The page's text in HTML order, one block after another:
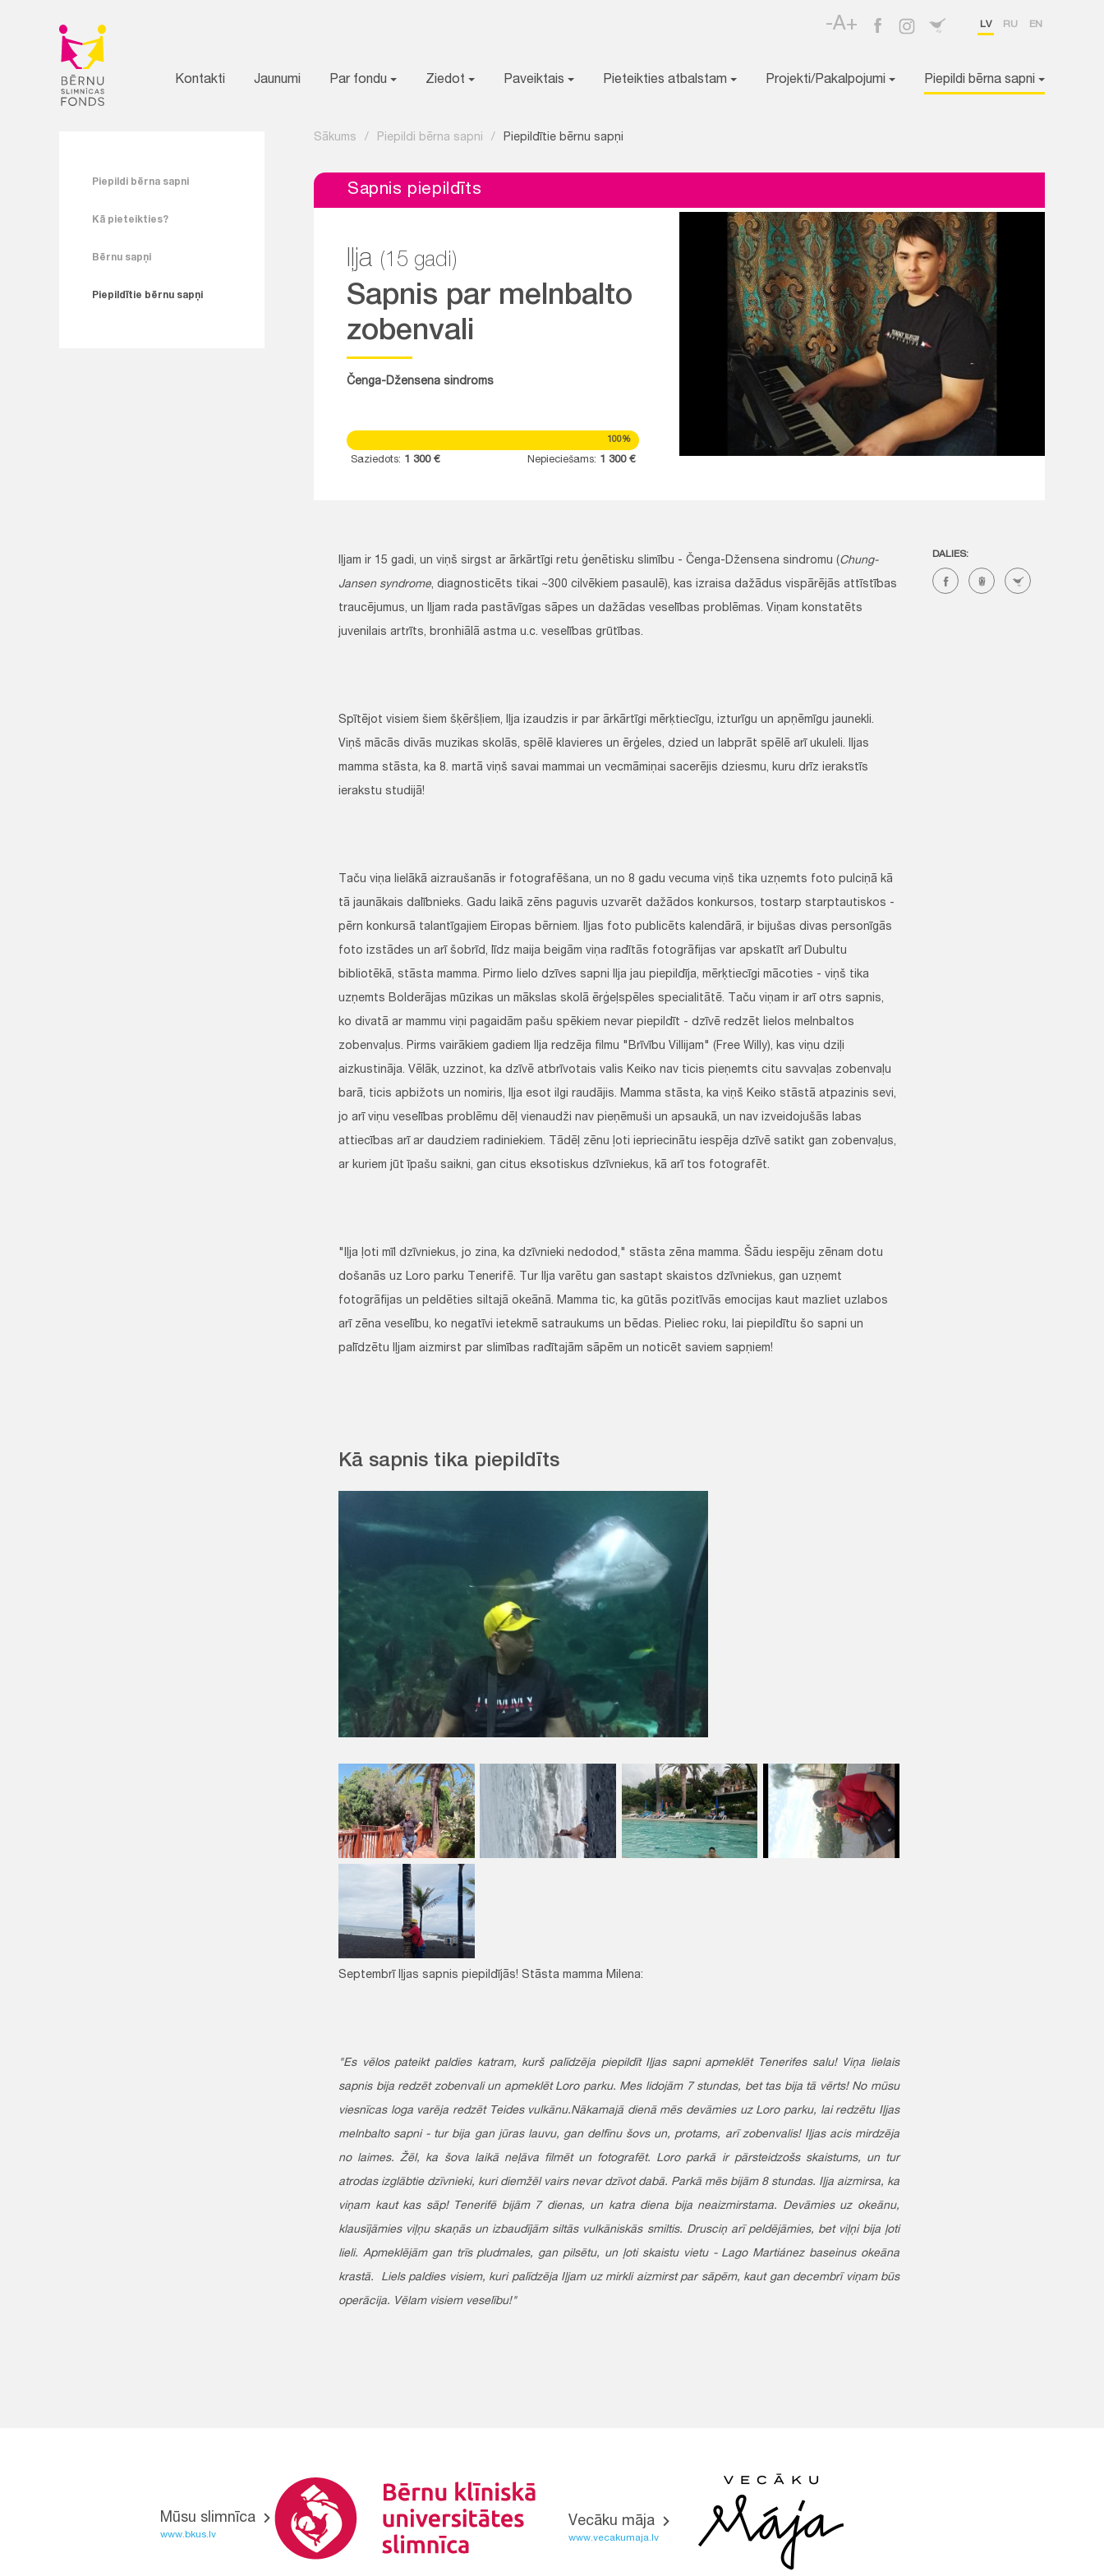
-A+ LV RU EN
Kontakti Jaunumi Par fondu Ziedot Paveiktais Pieteikties atbalstam Projekti/Pakalpojumi Piepildi bērna sapni
Piepildi bērna sapni
Kā pieteikties?
Bērnu sapņi
Piepildītie bērnu sapņi
Sākums / Piepildi bērna sapni / Piepildītie bērnu sapņi
Sapnis piepildīts
Iļja (15 gadi)
Sapnis par melnbalto
zobenvali
Čenga-Džensena sindroms
100%
Saziedots: 1 300 € Nepieciešams: 1 300 €
DALIES:
Iļjam ir 15 gadi, un viņš sirgst ar ārkārtīgi retu ģenētisku slimību - Čenga-Džensena sindromu (Chung-
Jansen syndrome, diagnosticēts tikai ~300 cilvēkiem pasaulē), kas izraisa dažādus vispārējās attīstības
traucējumus, un Iļjam rada pastāvīgas sāpes un dažādas veselības problēmas. Viņam konstatēts
juvenilais artrīts, bronhiālā astma u.c. veselības grūtības.
Spītējot visiem šiem šķēršļiem, Iļja izaudzis ir par ārkārtīgi mērķtiecīgu, izturīgu un apņēmīgu jaunekli.
Viņš mācās divās muzikas skolās, spēlē klavieres un ērģeles, dzied un labprāt spēlē arī ukuleli. Iljas
mamma stāsta, ka 8. martā viņš savai mammai un vecmāmiņai sacerējis dziesmu, kuru drīz ierakstīs
ierakstu studijā!
Taču viņa lielākā aizraušanās ir fotografēšana, un no 8 gadu vecuma viņš tika uzņemts foto pulciņā kā
tā jaunākais dalībnieks. Gadu laikā zēns paguvis uzvarēt dažādos konkursos, tostarp starptautiskos -
pērn konkursā talantīgajiem Eiropas bērniem. Iļjas foto publicēts kalendārā, ir bijušas divas personīgās
foto izstādes un arī šobrīd, līdz maija beigām viņa radītās fotogrāfijas var apskatīt arī Dubultu
bibliotēkā, stāsta mamma. Pirmo lielo dzīves sapni Ilja jau piepildīja, mērķtiecīgi mācoties - viņš tika
uzņemts Bolderājas mūzikas un mākslas skolā ērģeļspēles specialitātē. Taču viņam ir arī otrs sapnis,
ko divatā ar mammu viņi pagaidām pašu spēkiem nevar piepildīt - dzīvē redzēt lielos melnbaltos
zobenvaļus. Pirms vairākiem gadiem Ilja redzēja filmu "Brīvību Villijam" (Free Willy), kas viņu dziļi
aizkustināja. Vēlāk, uzzinot, ka dzīvē atbrīvotais valis Keiko nav ticis pieņemts citu savvaļas zobenvaļu
barā, ticis apbižots un nomiris, Iļja esot ilgi raudājis. Mamma stāsta, ka viņš Keiko stāstā atpazinis sevi,
jo arī viņu veselības problēmu dēļ vienaudži nav pieņēmuši un apsaukā, un nav izveidojušās labas
attiecības arī ar daudziem radiniekiem. Tādēļ zēnu ļoti iepriecinātu iespēja dzīvē satikt gan zobenvaļus,
ar kuriem jūt īpašu saikni, gan citus eksotiskus dzīvniekus, kā arī tos fotografēt.
"Iļja ļoti mīl dzīvniekus, jo zina, ka dzīvnieki nedodod," stāsta zēna mamma. Šādu iespēju zēnam dotu
došanās uz Loro parku Tenerifē. Tur Ilja varētu gan sastapt skaistos dzīvniekus, gan uzņemt
fotogrāfijas un peldēties siltajā okeānā. Mamma tic, ka gūtās pozitīvās emocijas kaut mazliet uzlabos
arī zēna veselību, ko negatīvi ietekmē satraukums un bēdas. Pieliec roku, lai piepildītu šo sapni un
palīdzētu Iļjam aizmirst par slimības radītajām sāpēm un noticēt saviem sapņiem!
Kā sapnis tika piepildīts
Septembrī Iļjas sapnis piepildījās! Stāsta mamma Milena:
"Es vēlos pateikt paldies katram, kurš palīdzēja piepildīt Iļjas sapni apmeklēt Tenerifes salu! Viņa lielais
sapnis bija redzēt zobenvali un apmeklēt Loro parku. Mes lidojām 7 stundas, bet tas bija tā vērts! No mūsu
viesnīcas loga varēja redzēt Teides vulkānu.Nākamajā dienā mēs devāmies uz Loro parku, lai redzētu Iļjas
melnbalto sapni - tur bija gan jūras lauvu, gan delfīnu šovs un, protams, arī zobenvalis! Iļjas acis mirdzēja
no laimes. Žēl, ka šova laikā neļāva filmēt un fotografēt. Loro parkā ir pārsteidzošs skaistums, un tur
atrodas izglābtie dzīvnieki, kuri diemžēl vairs nevar dzīvot dabā. Parkā mēs bijām 8 stundas. Iļja aizmirsa, ka
viņam kaut kas sāp! Tenerifē bijām 7 dienas, un katra diena bija neaizmirstama. Devāmies uz okeānu,
klausījāmies viļņu skaņās un izbaudījām siltās vulkāniskās smiltis. Drusciņ arī peldējāmies, bet viļņi bija ļoti
lieli. Apmeklējām gan trīs pludmales, gan pilsētu, un ļoti skaistu vietu - Lago Martiánez baseinus okeāna
krastā. Liels paldies visiem, kuri palīdzēja Iļjam uz mirkli aizmirst par sāpēm, kaut gan decembrī viņam būs
operācija. Vēlam visiem veselību!"
Mūsu slimnīca
www.bkus.lv
Vecāku māja
www.vecakumaja.lv